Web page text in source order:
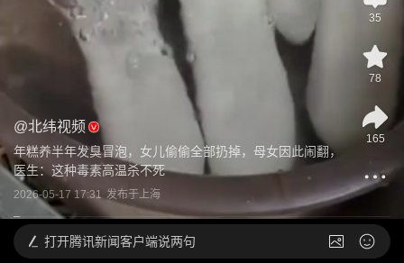
@北纬视频
年糕养半年发臭冒泡，女儿偷偷全部扔掉，母女因此闹翻，
医生：这种毒素高温杀不死
2026-05-17 17:31 发布于上海
35
78
165
打开腾讯新闻客户端说两句